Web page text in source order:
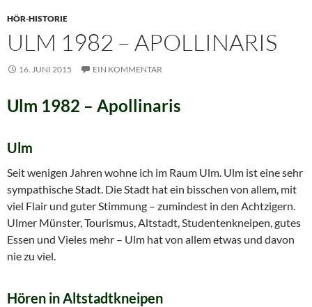
HÖR-HISTORIE
ULM 1982 – APOLLINARIS
16. JUNI 2015 EIN KOMMENTAR
Ulm 1982 – Apollinaris
Ulm
Seit wenigen Jahren wohne ich im Raum Ulm. Ulm ist eine sehr
sympathische Stadt. Die Stadt hat ein bisschen von allem, mit
viel Flair und guter Stimmung – zumindest in den Achtzigern.
Ulmer Münster, Tourismus, Altstadt, Studentenkneipen, gutes
Essen und Vieles mehr – Ulm hat von allem etwas und davon
nie zu viel.
Hören in Altstadtkneipen